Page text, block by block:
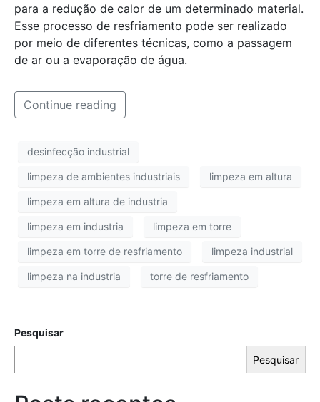
para a redução de calor de um determinado material.
Esse processo de resfriamento pode ser realizado
por meio de diferentes técnicas, como a passagem
de ar ou a evaporação de água.
Continue reading
desinfecção industrial
limpeza de ambientes industriais limpeza em altura
limpeza em altura de industria
limpeza em industria limpeza em torre
limpeza em torre de resfriamento limpeza industrial
limpeza na industria torre de resfriamento
Pesquisar
Pesquisar